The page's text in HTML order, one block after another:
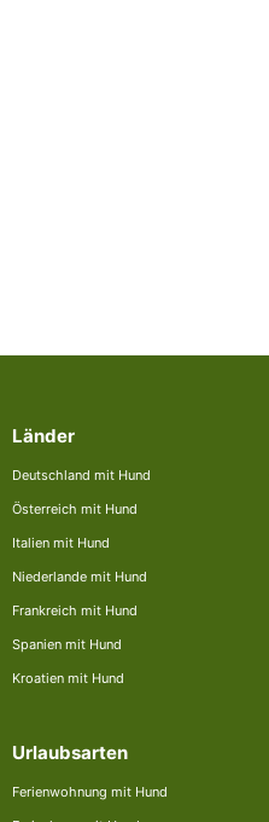
Länder
Deutschland mit Hund
Österreich mit Hund
Italien mit Hund
Niederlande mit Hund
Frankreich mit Hund
Spanien mit Hund
Kroatien mit Hund
Urlaubsarten
Ferienwohnung mit Hund